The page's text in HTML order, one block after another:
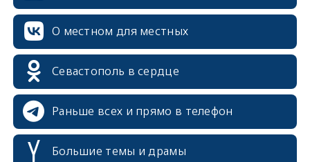
О местном для местных
Севастополь в сердце
Раньше всех и прямо в телефон
Большие темы и драмы